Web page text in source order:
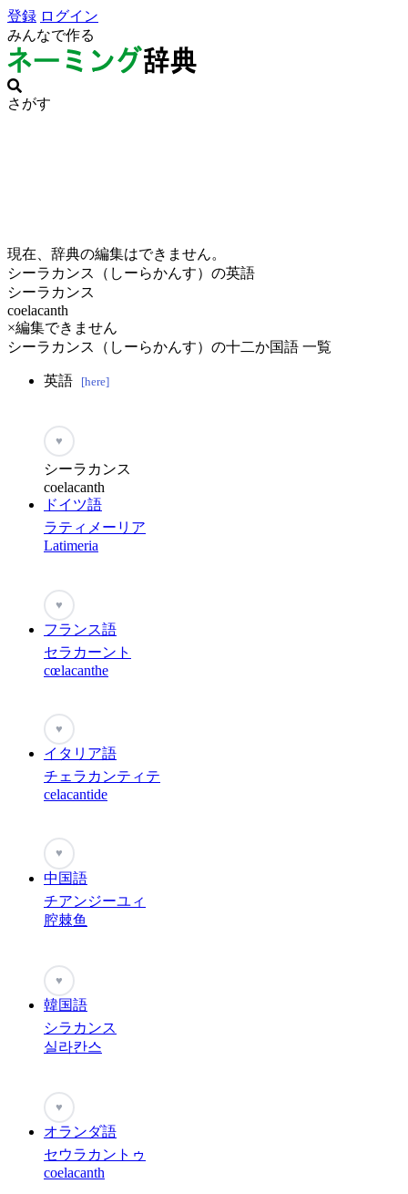
登録 ログイン
みんなで作る
さがす
現在、辞典の編集はできません。
シーラカンス（しーらかんす）の英語
シーラカンス
coelacanth
×編集できません
シーラカンス（しーらかんす）の十二か国語 一覧
英語 [here]
♥
シーラカンス
coelacanth
ドイツ語
ラティメーリア
Latimeria
♥
フランス語
セラカーント
cœlacanthe
♥
イタリア語
チェラカンティテ
celacantide
♥
中国語
チアンジーユィ
腔棘鱼
♥
韓国語
シラカンス
실라칸스
♥
オランダ語
セウラカントゥ
coelacanth